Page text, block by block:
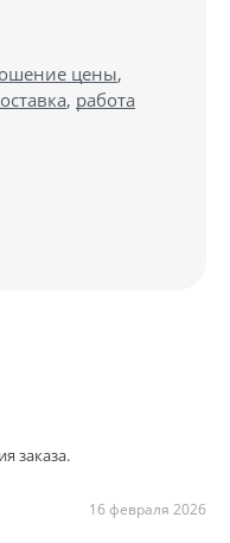
заказа.
16 февраля 2026
цены,
, работа